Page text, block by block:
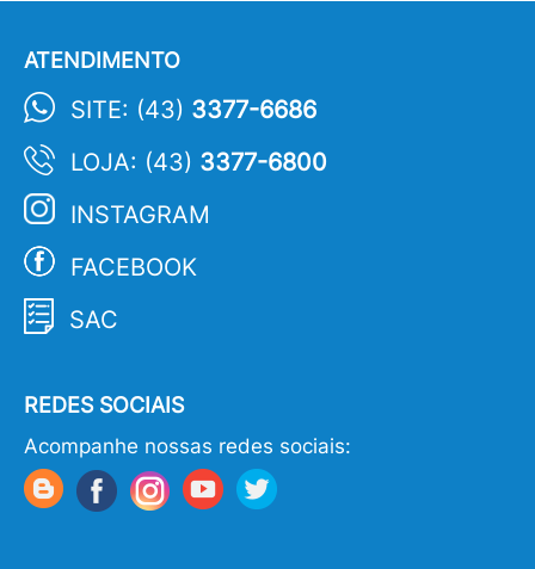
ATENDIMENTO
SITE: (43) 3377-6686
LOJA: (43) 3377-6800
INSTAGRAM
FACEBOOK
SAC
REDES SOCIAIS
Acompanhe nossas redes sociais: